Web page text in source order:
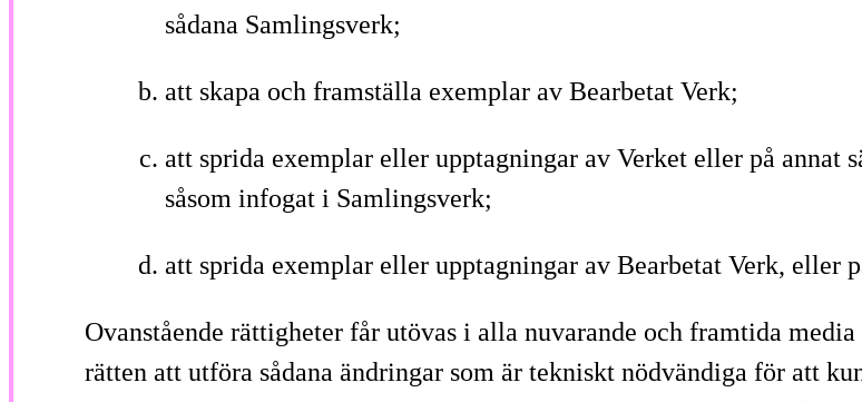
sådana Samlingsverk;
att skapa och framställa exemplar av Bearbetat Verk;
att sprida exemplar eller upptagningar av Verket eller på
såsom infogat i Samlingsverk;
att sprida exemplar eller upptagningar av Bearbetat Verk, eller
Ovanstående rättigheter får utövas i alla nuvarande och framtida
rätten att utföra sådana ändringar som är tekniskt nödvändiga för att